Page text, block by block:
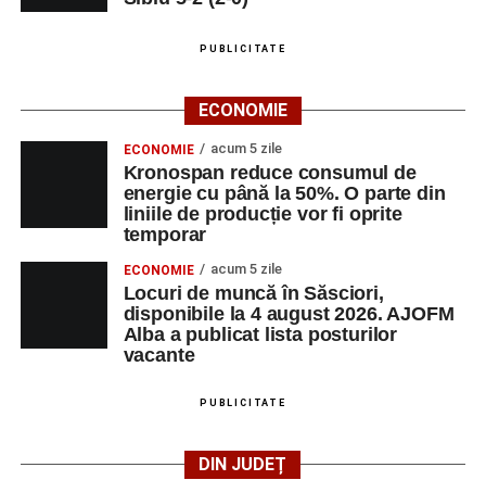
PUBLICITATE
ECONOMIE
ECONOMIE acum 5 zile
Kronospan reduce consumul de
energie cu până la 50%. O parte din
liniile de producție vor fi oprite
temporar
ECONOMIE acum 5 zile
Locuri de muncă în Săsciori,
disponibile la 4 august 2026. AJOFM
Alba a publicat lista posturilor
vacante
PUBLICITATE
DIN JUDEȚ